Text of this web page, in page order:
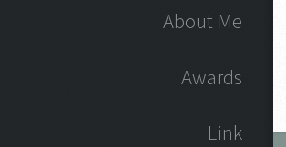
About Me
Awards
Link